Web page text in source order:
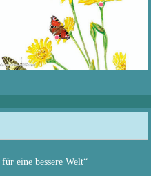
für eine bessere Welt“